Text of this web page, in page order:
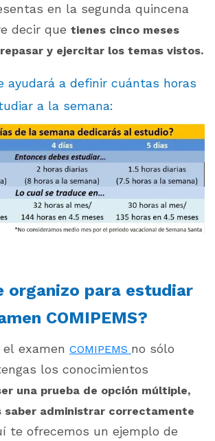
en la segunda quincena
decir que tienes cinco meses
y ejercitar los temas vistos.
ayudará a definir cuántas horas
a la semana:
organizo para estudiar
COMIPEMS?
el examen COMIPEMS no sólo
los conocimientos
una prueba de opción múltiple,
saber administrar correctamente
te ofrecemos un ejemplo de